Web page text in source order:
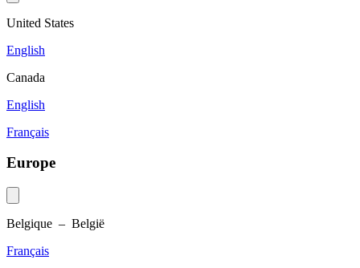
United States
English
Canada
English
Français
Europe
Belgique – België
Français